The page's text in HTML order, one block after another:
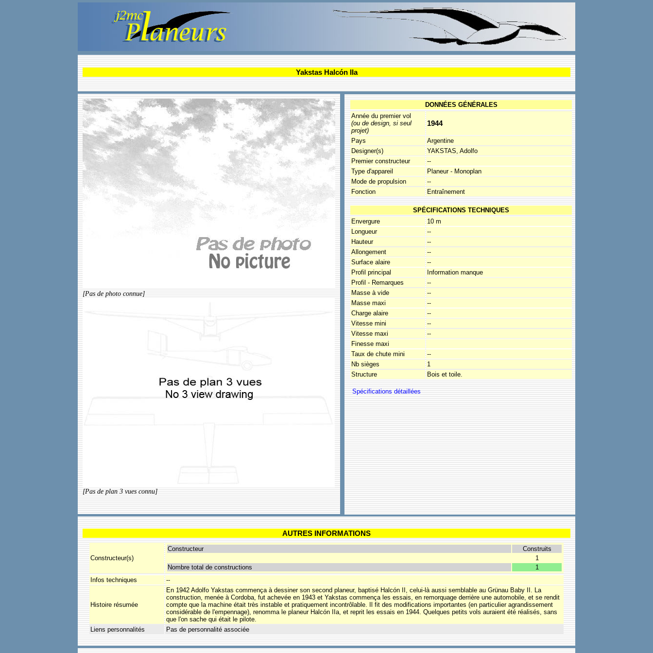
Yakstas Halcón IIa
DONNÉES GÉNÉRALES
Année du premier vol
(ou de design, si seul
projet)
1944
Pays
Argentine
Designer(s)
YAKSTAS, Adolfo
Premier constructeur
--
Type d'appareil
Planeur - Monoplan
Mode de propulsion
--
Fonction
Entraînement
SPÉCIFICATIONS TECHNIQUES
Envergure
10 m
Longueur
--
Hauteur
--
Allongement
--
Surface alaire
--
Profil principal
Information manque
Profil - Remarques
--
Masse à vide
--
Masse maxi
--
Charge alaire
--
Vitesse mini
--
Vitesse maxi
--
Finesse maxi
Taux de chute mini
--
Nb sièges
1
Structure
Bois et toile.
[Pas de photo connue]
[Pas de plan 3 vues connu]
AUTRES INFORMATIONS
Constructeur(s)
Constructeur
Construits
1
Nombre total de constructions
1
Infos techniques
--
Histoire résumée
En 1942 Adolfo Yakstas commença à dessiner son second planeur, baptisé Halcón II, celui-là aussi semblable au Grünau Baby II. La
construction, menée à Cordoba, fut achevée en 1943 et Yakstas commença les essais, en remorquage derrière une automobile, et se rendit
compte que la machine était très instable et pratiquement incontrôlable. Il fit des modifications importantes (en particulier agrandissement
considérable de l'empennage), renomma le planeur Halcón IIa, et reprit les essais en 1944. Quelques petits vols auraient été réalisés, sans
que l'on sache qui était le pilote.
Liens personnalités
Pas de personnalité associée